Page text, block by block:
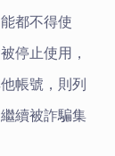
都不得使
停止使用，
帳號，則列
續被詐騙集